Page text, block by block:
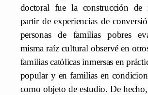
doctoral fue la construcción de
partir de experiencias de
personas de familias pobres
misma raíz cultural observé en
familias católicas inmersas en
popular y en familias en
como objeto de estudio. De